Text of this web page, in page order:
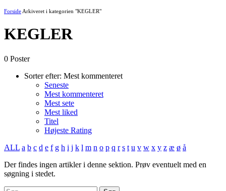
Forside Arkiveret i kategorien "KEGLER"
KEGLER
0 Poster
Sorter efter: Mest kommenteret
Seneste
Mest kommenteret
Mest sete
Mest liked
Titel
Højeste Rating
ALL a b c d e f g h i j k l m n o p q r s t u v w x y z æ ø å
Der findes ingen artikler i denne sektion. Prøv eventuelt med en
søgning i stedet.